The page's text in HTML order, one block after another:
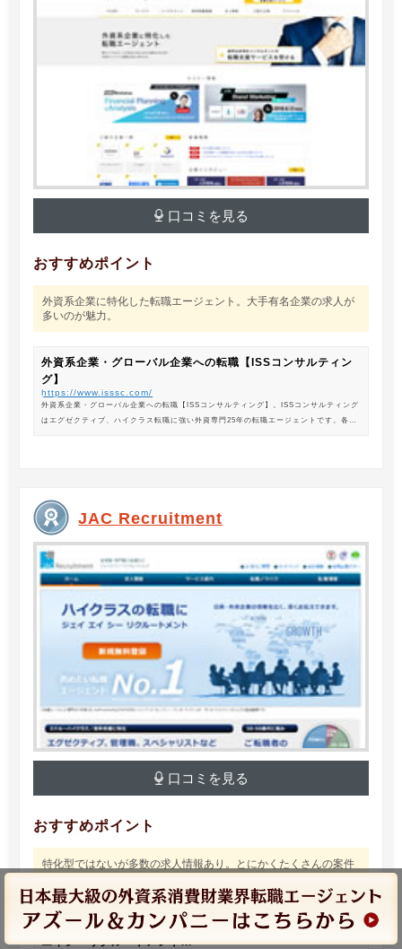
口コミを見る
おすすめポイント
外資系企業に特化した転職エージェント。大手有名企業の求人が
多いのが魅力。
外資系企業・グローバル企業への転職【ISSコンサルティン
グ】
https://www.isssc.com/
外資系企業・グローバル企業への転職【ISSコンサルティング】。ISSコンサルティング
はエグゼクティブ、ハイクラス転職に強い外資専門25年の転職エージェントです。各業
JAC Recruitment
口コミを見る
おすすめポイント
特化型ではないが多数の求人情報あり。とにかくたくさんの案件
ハイクラスの転職エージェント JAC Recruitment（ジェイ
エイシーリクルートメント...